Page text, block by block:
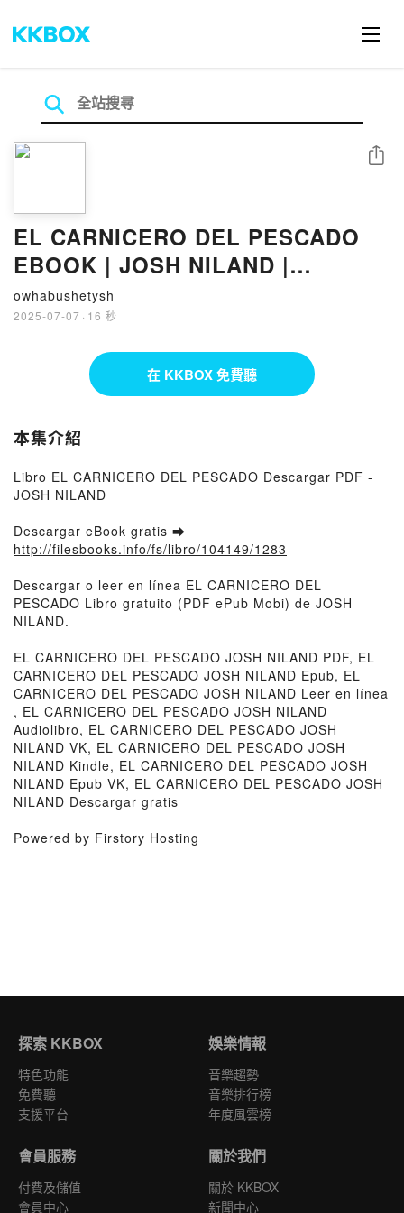
EL CARNICERO DEL PESCADO
EBOOK | JOSH NILAND |
Descargar libro PDF EPUB
owhabushetysh
2025-07-07 · 16 秒
分享
在 KKBOX 免費聽
本集介紹
Libro EL CARNICERO DEL PESCADO Descargar PDF -
JOSH NILAND
Descargar eBook gratis ➡
http://filesbooks.info/fs/libro/104149/1283
Descargar o leer en línea EL CARNICERO DEL
PESCADO Libro gratuito (PDF ePub Mobi) de JOSH
NILAND.
EL CARNICERO DEL PESCADO JOSH NILAND PDF, EL
CARNICERO DEL PESCADO JOSH NILAND Epub, EL
CARNICERO DEL PESCADO JOSH NILAND Leer en línea
, EL CARNICERO DEL PESCADO JOSH NILAND
Audiolibro, EL CARNICERO DEL PESCADO JOSH
NILAND VK, EL CARNICERO DEL PESCADO JOSH
NILAND Kindle, EL CARNICERO DEL PESCADO JOSH
NILAND Epub VK, EL CARNICERO DEL PESCADO JOSH
NILAND Descargar gratis
Powered by Firstory Hosting
探索 KKBOX
特色功能
免費聽
支援平台
娛樂情報
音樂趨勢
音樂排行榜
年度風雲榜
會員服務
付費及儲值
會員中心
關於我們
關於 KKBOX
新聞中心